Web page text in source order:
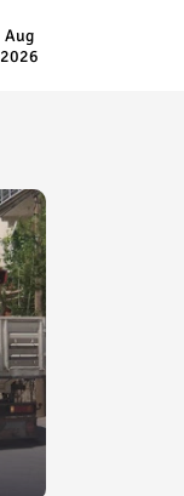
Aug
2026